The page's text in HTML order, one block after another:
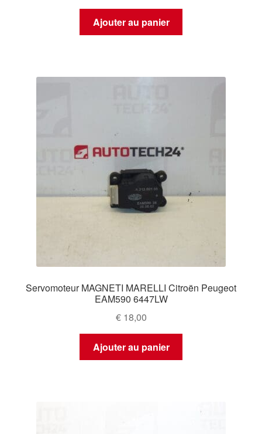
Ajouter au panier
Servomoteur MAGNETI MARELLI Citroën Peugeot
EAM590 6447LW
€18,00
Ajouter au panier